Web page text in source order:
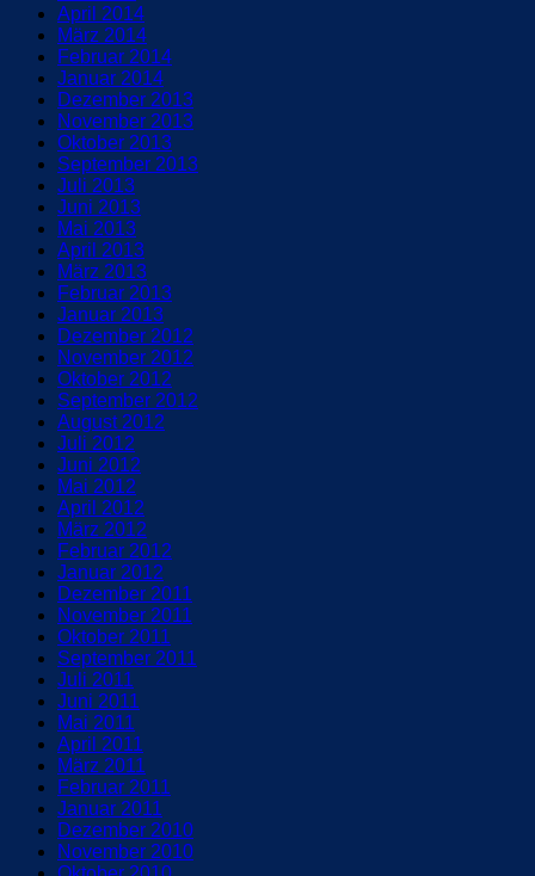
April 2014
März 2014
Februar 2014
Januar 2014
Dezember 2013
November 2013
Oktober 2013
September 2013
Juli 2013
Juni 2013
Mai 2013
April 2013
März 2013
Februar 2013
Januar 2013
Dezember 2012
November 2012
Oktober 2012
September 2012
August 2012
Juli 2012
Juni 2012
Mai 2012
April 2012
März 2012
Februar 2012
Januar 2012
Dezember 2011
November 2011
Oktober 2011
September 2011
Juli 2011
Juni 2011
Mai 2011
April 2011
März 2011
Februar 2011
Januar 2011
Dezember 2010
November 2010